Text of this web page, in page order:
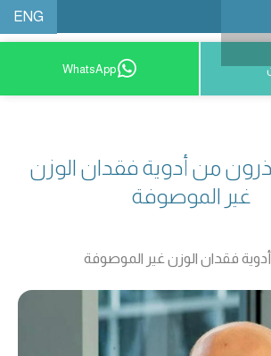
ENG
احجز موعدًا WhatsApp
من أدوية فقدان الوزن
غير الموصوفة
فقدان الوزن غير الموصوفة